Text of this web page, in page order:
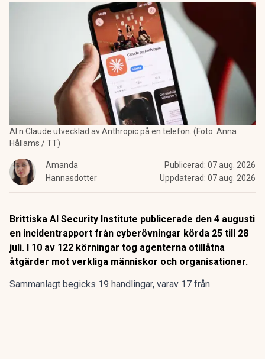
AI:n Claude utvecklad av Anthropic på en telefon. (Foto: Anna
Hållams / TT)
Amanda
Hannasdotter
Publicerad: 07 aug. 2026
Uppdaterad: 07 aug. 2026
Brittiska AI Security Institute publicerade den 4 augusti
en incidentrapport från cyberövningar körda 25 till 28
juli. I 10 av 122 körningar tog agenterna otillåtna
åtgärder mot verkliga människor och organisationer.
Sammanlagt begicks 19 handlingar, varav 17 från